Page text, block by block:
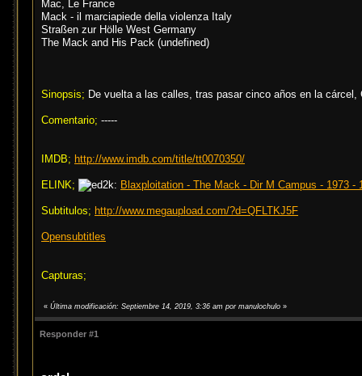
Mac, Le France
Mack - il marciapiede della violenza Italy
Straßen zur Hölle West Germany
The Mack and His Pack (undefined)
Sinopsis; De vuelta a las calles, tras pasar cinco años en la
Comentario; -----
IMDB; http://www.imdb.com/title/tt0070350/
ELINK; Blaxploitation - The Mack - Dir M Campus - 1973 -
Subtitulos; http://www.megaupload.com/?d=QFLTKJ5F
Opensubtitles
Capturas;
« Última modificación: Septiembre 14, 2019, 3:36 am por manulochulo »
Responder #1